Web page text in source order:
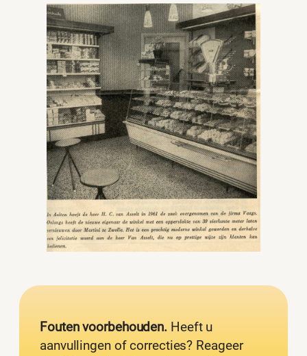
Fouten voorbehouden. Heeft u
aanvullingen of correcties? Reageer